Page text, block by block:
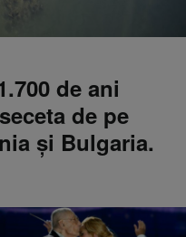
de ani
de pe
şi Bulgaria.